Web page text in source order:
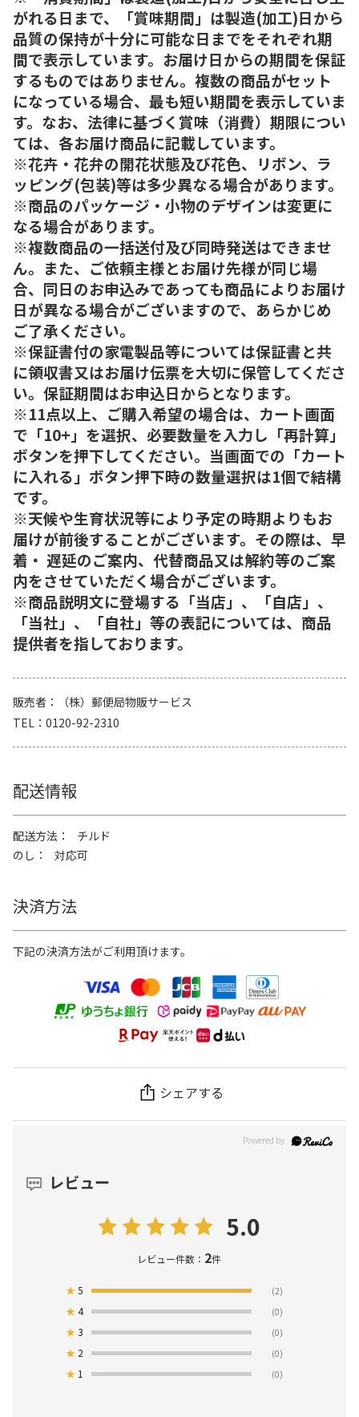
がれる日まで、「賞味期間」は製造(加工)日から
品質の保持が十分に可能な日までをそれぞれ期
間で表示しています。お届け日からの期間を保証
するものではありません。複数の商品がセット
になっている場合、最も短い期間を表示していま
す。なお、法律に基づく賞味（消費）期限につい
ては、各お届け商品に記載しています。
※花卉・花弁の開花状態及び花色、リボン、ラ
ッピング(包装)等は多少異なる場合があります。
※商品のパッケージ・小物のデザインは変更に
なる場合があります。
※複数商品の一括送付及び同時発送はできませ
ん。また、ご依頼主様とお届け先様が同じ場
合、同日のお申込みであっても商品によりお届け
日が異なる場合がございますので、あらかじめ
ご了承ください。
※保証書付の家電製品等については保証書と共
に領収書又はお届け伝票を大切に保管してくださ
い。保証期間はお申込日からとなります。
※11点以上、ご購入希望の場合は、カート画面
で「10+」を選択、必要数量を入力し「再計算」
ボタンを押下してください。当画面での「カート
に入れる」ボタン押下時の数量選択は1個で結構
です。
※天候や生育状況等により予定の時期よりもお
届けが前後することがございます。その際は、早
着・ 遅延のご案内、代替商品又は解約等のご案
内をさせていただく場合がございます。
※商品説明文に登場する「当店」、「自店」、
「当社」、「自社」等の表記については、商品
提供者を指しております。
販売者
（株）郵便局物販サービス
TEL
0120-92-2310
配送情報
配送方法
チルド
のし
対応可
決済方法
下記の決済方法がご利用頂けます。
シェアする
レビュー
5.0
レビュー件数： 2件
★5 (2)
★4 (0)
★3 (0)
★ 2 (0)
★ 1 (0)